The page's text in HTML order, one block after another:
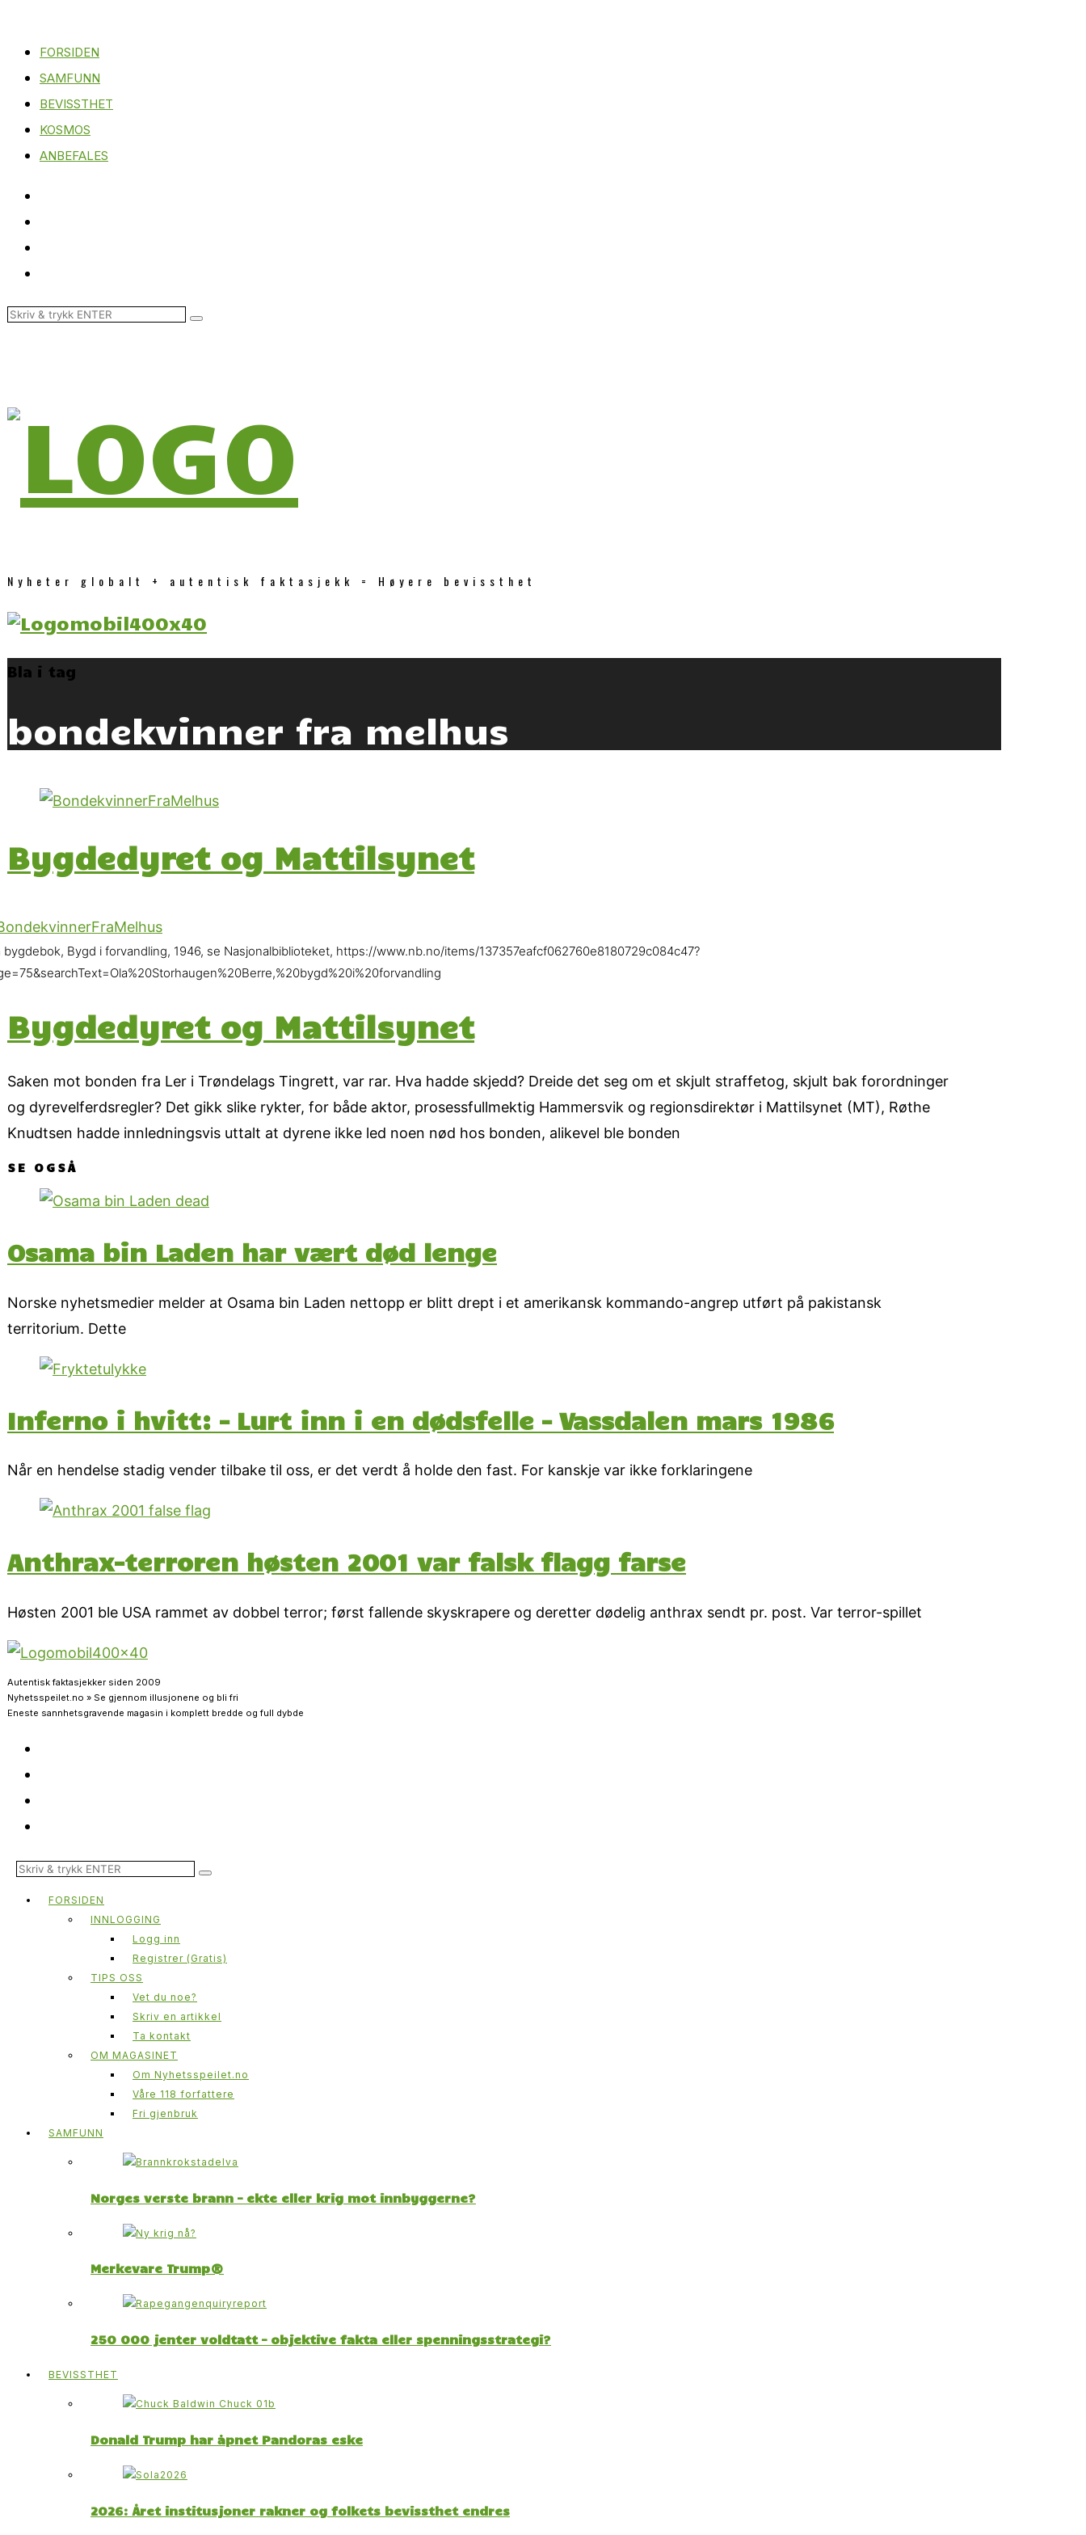
FORSIDEN
SAMFUNN
BEVISSTHET
KOSMOS
ANBEFALES
Nyheter globalt + autentisk faktasjekk = Høyere bevissthet
Bla i tag
bondekvinner fra melhus
Bygdedyret og Mattilsynet
bygdebok, Bygd i forvandling, 1946, se Nasjonalbiblioteket, https://www.nb.no/items/137357eafcf062760e8180729c084c47?
Bygdedyret og Mattilsynet
Saken mot bonden fra Ler i Trøndelags Tingrett, var rar. Hva hadde skjedd? Dreide det seg om et skjult straffetog, skjult bak forordninger
og dyrevelferdsregler? Det gikk slike rykter, for både aktor, prosessfullmektig Hammersvik og regionsdirektør i Mattilsynet (MT), Røthe
Knudtsen hadde innledningsvis uttalt at dyrene ikke led noen nød hos bonden, alikevel ble bonden
SE OGSÅ
Osama bin Laden har vært død lenge
Norske nyhetsmedier melder at Osama bin Laden nettopp er blitt drept i et amerikansk kommando-angrep utført på pakistansk
territorium. Dette
Inferno i hvitt: – Lurt inn i en dødsfelle – Vassdalen mars 1986
Når en hendelse stadig vender tilbake til oss, er det verdt å holde den fast. For kanskje var ikke forklaringene
Anthrax-terroren høsten 2001 var falsk flagg farse
Høsten 2001 ble USA rammet av dobbel terror; først fallende skyskrapere og deretter dødelig anthrax sendt pr. post. Var terror-spillet
Autentisk faktasjekker siden 2009
Nyhetsspeilet.no » Se gjennom illusjonene og bli fri
Eneste sannhetsgravende magasin i komplett bredde og full dybde
FORSIDEN
INNLOGGING
Logg inn
Registrer (Gratis)
TIPS OSS
Vet du noe?
Skriv en artikkel
Ta kontakt
OM MAGASINET
Om Nyhetsspeilet.no
Våre 118 forfattere
Fri gjenbruk
SAMFUNN
Norges verste brann – ekte eller krig mot innbyggerne?
Merkevare Trump®
250 000 jenter voldtatt – objektive fakta eller spenningsstrategi?
BEVISSTHET
Donald Trump har åpnet Pandoras eske
2026: Året institusjoner rakner og folkets bevissthet endres